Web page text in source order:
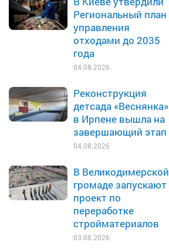
Региональный план
управления
отходами до 2035
года
04.08.2026
Реконструкция
детсада «Веснянка»
в Ирпене вышла на
завершающий этап
04.08.2026
В Великодимерской
громаде запускают
проект по
переработке
стройматериалов
03.08.2026